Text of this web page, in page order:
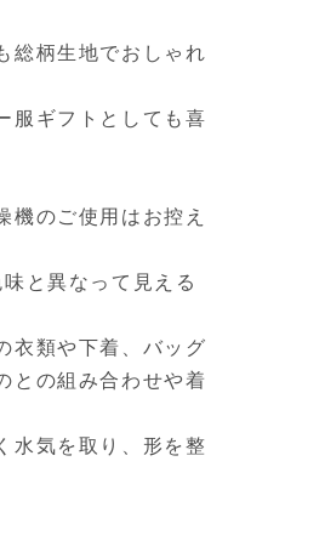
総柄生地でおしゃれ
服ギフトとしても喜
のご使用はお控え
と異なって見える
衣類や下着、バッグ
との組み合わせや着
水気を取り、形を整